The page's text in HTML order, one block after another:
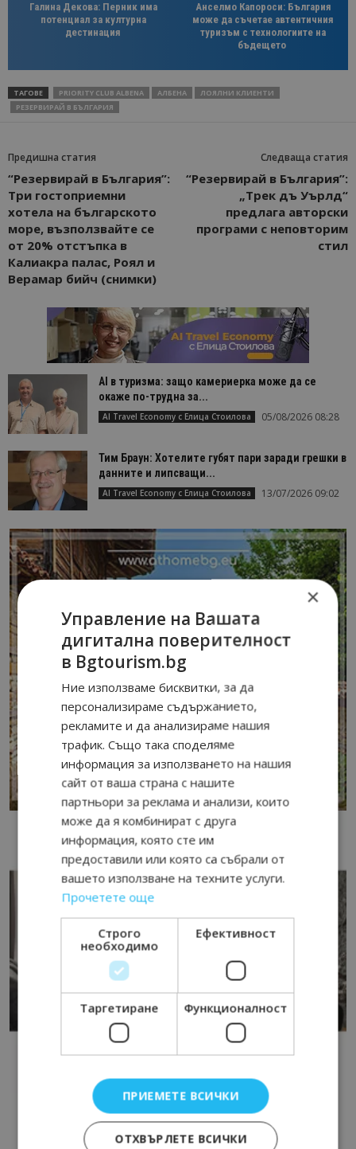
Галина Декова: Перник има
потенциал за културна
дестинация
Анселмо Капороси: България
може да съчетае автентичния
туризъм с технологиите на
бъдещето
ТАГОВЕ PRIORITY CLUB ALBENA АЛБЕНА
ЛОЯЛНИ КЛИЕНТИ
РЕЗЕРВИРАЙ В БЪЛГАРИЯ
Предишна статия
“Резервирай в България”:
Три гостоприемни
хотела на българското
море, възползвайте се
от 20% отстъпка в
Калиакра палас, Роял и
Верамар бийч (снимки)
Следваща статия
“Резервирай в България”:
„Трек дъ Уърлд“
предлага авторски
програми с неповторим
стил
AI в туризма: защо камериерка може да се
окаже по-трудна за...
AI Travel Economy с Елица Стоилова 05/08/2026 08:28
Тим Браун: Хотелите губят пари заради грешки в
данните и липсващи...
AI Travel Economy с Елица Стоилова 13/07/2026 09:02
×
Управление на Вашата
дигитална поверителност
в Bgtourism.bg
Ние използваме бисквитки, за да
персонализираме съдържанието,
рекламите и да анализираме нашия
трафик. Също така споделяме
информация за използването на нашия
сайт от ваша страна с нашите
партньори за реклама и анализи, които
може да я комбинират с друга
информация, която сте им
предоставили или която са събрали от
вашето използване на техните услуги.
Прочетете още
Строго
необходимо
Ефективност
Таргетиране Функционалност
ПРИЕМЕТЕ ВСИЧКИ
ОТХВЪРЛЕТЕ ВСИЧКИ